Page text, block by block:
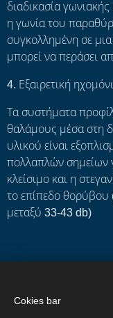
διαδικασία
η γωνία του
συγκολλημένη σε
μπορεί να περάσει
4. Εξαιρετική
Τα συστήματα
θαλάμους μέσα στη
υλικού είναι
πολλαπλών σημείων
κλείσιμο και η
το επίπεδο θορύβου
μεταξύ 33-43 db)
Cokies bar